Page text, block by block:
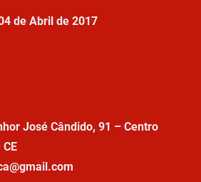
de Abril de 2017
José Cândido, 91 – Centro